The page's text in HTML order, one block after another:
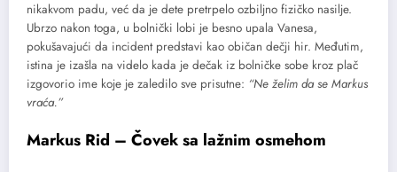
nikakvom padu, već da je dete pretrpelo ozbiljno fizičko nasilje.
Ubrzo nakon toga, u bolnički lobi je besno upala Vanesa,
pokušavajući da incident predstavi kao običan dečji hir. Međutim,
istina je izašla na videlo kada je dečak iz bolničke sobe kroz plač
izgovorio ime koje je zaledilo sve prisutne: “Ne želim da se Markus
vraća.”
Markus Rid – Čovek sa lažnim osmehom